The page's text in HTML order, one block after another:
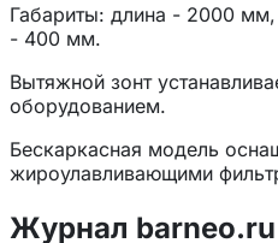
Габариты: длина - 2000
- 400 мм.
Вытяжной зонт
оборудованием.
Бескаркасная модель
жироулавливающими
Корпус и фильтры
Журнал barneo.ru